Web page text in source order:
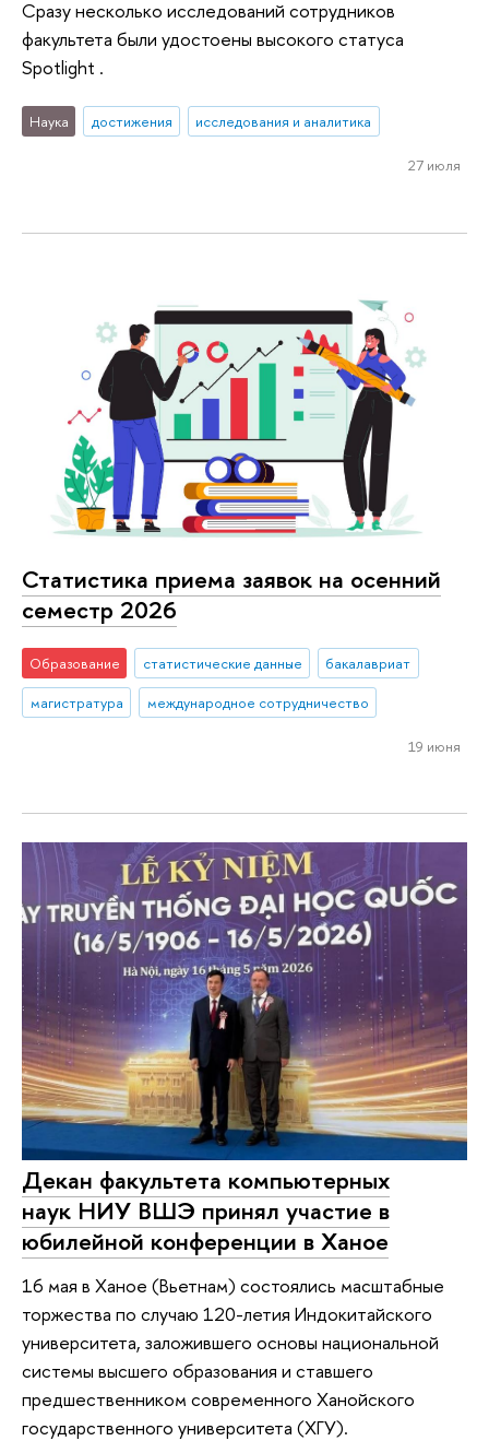
Сразу несколько исследований сотрудников
факультета были удостоены высокого статуса
Spotlight .
Наука достижения исследования и аналитика
27 июля
Статистика приема заявок на осенний
семестр 2026
Образование статистические данные
бакалавриат
магистратура
международное сотрудничество
19 июня
Декан факультета компьютерных
наук НИУ ВШЭ принял участие в
юбилейной конференции в Ханое
16 мая в Ханое (Вьетнам) состоялись масштабные
торжества по случаю 120-летия Индокитайского
университета, заложившего основы национальной
системы высшего образования и ставшего
предшественником современного Ханойского
государственного университета (ХГУ).